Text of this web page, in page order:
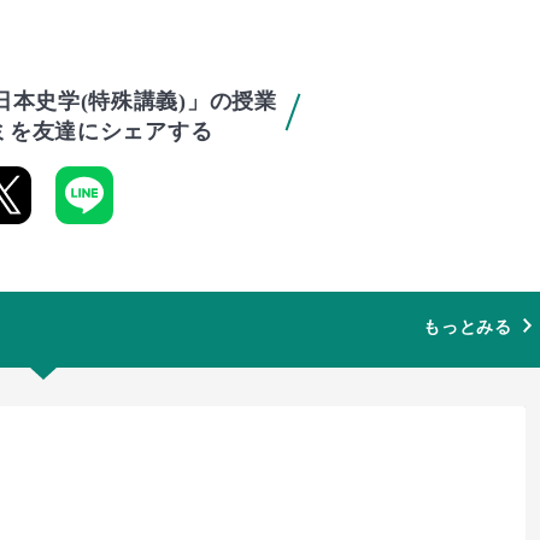
本史学(特殊講義)」の授業
を友達にシェアする
もっとみる